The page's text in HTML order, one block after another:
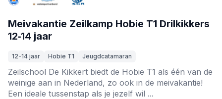
Meivakantie Zeilkamp Hobie T1 Drilkikkers
12‑14 jaar
12-14 jaar Hobie T1 Jeugdcatamaran
Zeilschool De Kikkert biedt de Hobie T1 als één van de
weinige aan in Nederland, zo ook in de meivakantie!
Een ideale tussenstap als je jezelf wil ...